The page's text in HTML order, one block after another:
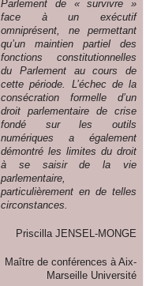
Parlement de « survivre »
face à un exécutif
omniprésent, ne permettant
qu’un maintien partiel des
fonctions constitutionnelles
du Parlement au cours de
cette période. L’échec de la
consécration formelle d’un
droit parlementaire de crise
fondé sur les outils
numériques a également
démontré les limites du droit
à se saisir de la vie
parlementaire,
particulièrement en de telles
circonstances.
Priscilla JENSEL-MONGE
Maître de conférences à Aix-
Marseille Université